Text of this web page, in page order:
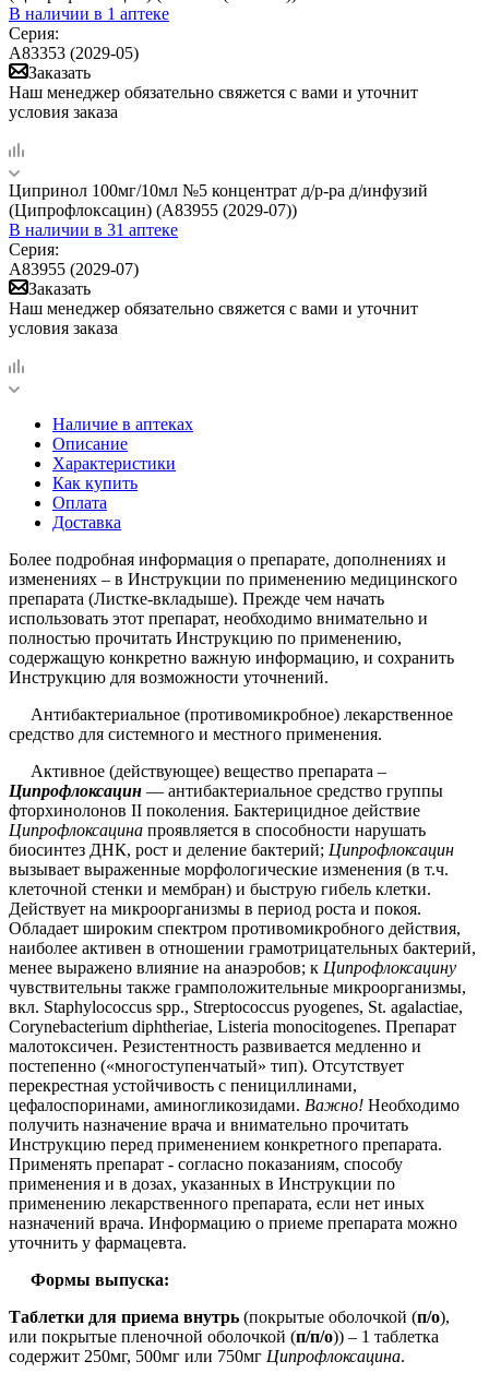
В наличии в 1 аптеке
Серия:
А83353 (2029-05)
Заказать
Наш менеджер обязательно свяжется с вами и уточнит
условия заказа
Ципринол 100мг/10мл №5 концентрат д/р-ра д/инфузий
(Ципрофлоксацин) (А83955 (2029-07))
В наличии в 31 аптеке
Серия:
А83955 (2029-07)
Заказать
Наш менеджер обязательно свяжется с вами и уточнит
условия заказа
Наличие в аптеках
Описание
Характеристики
Как купить
Оплата
Доставка
Более подробная информация о препарате, дополнениях и
изменениях – в Инструкции по применению медицинского
препарата (Листке-вкладыше). Прежде чем начать
использовать этот препарат, необходимо внимательно и
полностью прочитать Инструкцию по применению,
содержащую конкретно важную информацию, и сохранить
Инструкцию для возможности уточнений.
Антибактериальное (противомикробное) лекарственное
средство для системного и местного применения.
Активное (действующее) вещество препарата –
Ципрофлоксацин — антибактериальное средство группы
фторхинолонов II поколения. Бактерицидное действие
Ципрофлоксацина проявляется в способности нарушать
биосинтез ДНК, рост и деление бактерий; Ципрофлоксацин
вызывает выраженные морфологические изменения (в т.ч.
клеточной стенки и мембран) и быструю гибель клетки.
Действует на микроорганизмы в период роста и покоя.
Обладает широким спектром противомикробного действия,
наиболее активен в отношении грамотрицательных бактерий,
менее выражено влияние на анаэробов; к Ципрофлоксацину
чувствительны также грамположительные микроорганизмы,
вкл. Staphylococcus spp., Streptococcus pyogenes, St. agalactiae,
Corynebacterium diphtheriae, Listeria monocitogenes. Препарат
малотоксичен. Резистентность развивается медленно и
постепенно («многоступенчатый» тип). Отсутствует
перекрестная устойчивость с пенициллинами,
цефалоспоринами, аминогликозидами. Важно! Необходимо
получить назначение врача и внимательно прочитать
Инструкцию перед применением конкретного препарата.
Применять препарат - согласно показаниям, способу
применения и в дозах, указанных в Инструкции по
применению лекарственного препарата, если нет иных
назначений врача. Информацию о приеме препарата можно
уточнить у фармацевта.
Формы выпуска:
Таблетки для приема внутрь (покрытые оболочкой (п/о),
или покрытые пленочной оболочкой (п/п/о)) – 1 таблетка
содержит 250мг, 500мг или 750мг Ципрофлоксацина.